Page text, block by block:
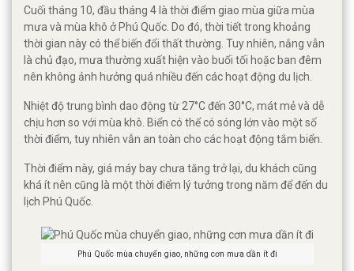
Cuối tháng 10, đầu tháng 4 là thời điểm giao mùa giữa mùa
mưa và mùa khô ở Phú Quốc. Do đó, thời tiết trong khoảng
thời gian này có thể biến đổi thất thường. Tuy nhiên, nắng vẫn
là chủ đạo, mưa thường xuất hiện vào buổi tối hoặc ban đêm
nên không ảnh hưởng quá nhiều đến các hoạt động du lịch.
Nhiệt độ trung bình dao động từ 27°C đến 30°C, mát mẻ và dễ
chịu hơn so với mùa khô. Biển có thể có sóng lớn vào một số
thời điểm, tuy nhiên vẫn an toàn cho các hoạt động tắm biển.
Thời điểm này, giá máy bay chưa tăng trở lại, du khách cũng
khá ít nên cũng là một thời điểm lý tưởng trong năm để đến du
lịch Phú Quốc.
Phú Quốc mùa chuyển giao, những cơn mưa dần ít đi